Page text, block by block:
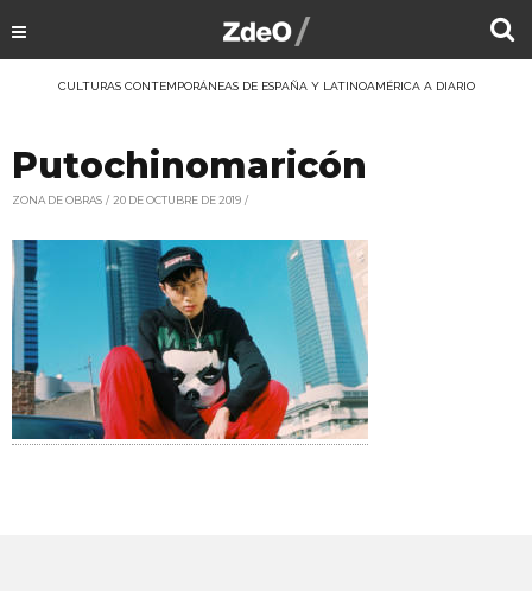
CULTURAS CONTEMPORÁNEAS DE ESPAÑA Y LATINOAMÉRICA A DIARIO
Putochinomaricón
ZONA DE OBRAS 20 DE OCTUBRE DE 2019